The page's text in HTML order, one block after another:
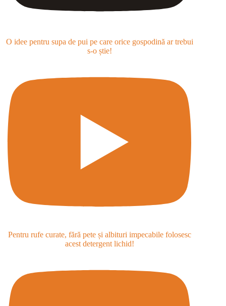
O idee pentru supa de pui pe care orice gospodină ar trebui
s-o știe!
Pentru rufe curate, fără pete și albituri impecabile folosesc
acest detergent lichid!